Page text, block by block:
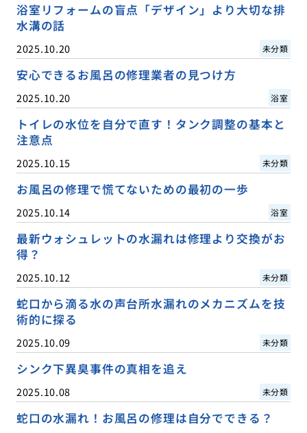
浴室リフォームの盲点「デザイン」より大切な排
水溝の話
2025.10.20 未分類
安心できるお風呂の修理業者の見つけ方
2025.10.20 浴室
トイレの水位を自分で直す！タンク調整の基本と
注意点
2025.10.15 未分類
お風呂の修理で慌てないための最初の一歩
2025.10.14 浴室
最新ウォシュレットの水漏れは修理より交換がお
得？
2025.10.12 未分類
蛇口から滴る水の声台所水漏れのメカニズムを技
術的に探る
2025.10.09 未分類
シンク下異臭事件の真相を追え
2025.10.08 未分類
蛇口の水漏れ！お風呂の修理は自分でできる？